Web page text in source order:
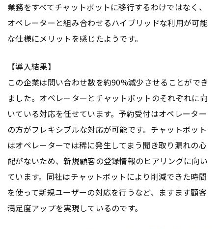
業務をすべてチャットボットに移行するわけではなく、
オペレーターと組み合わせるハイブリッドな利用が可能
な仕様にメリットを感じたようです。
【導入結果】
この企業は問い合わせ数を約90%減少させることができ
ました。オペレーターとチャットボットのそれぞれに向
いている対応を任せています。予約受付はオペレーター
の方がフレキシブルな対応が可能です。チャットボット
はオペレーターでは稀に発生してまう聞き取り漏れの心
配がないため、新規顧客の登録情報のヒアリングに向い
ています。同社はチャットボットにより削減できた時間
を使って新規ユーザーの対応を行うなど、ますます顧客
満足度アップを実現しているのです。